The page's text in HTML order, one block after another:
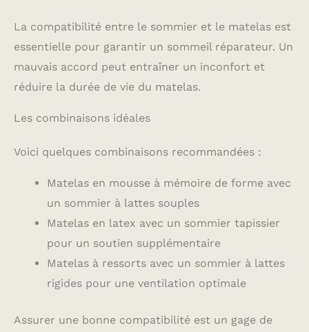
La compatibilité entre le sommier et le matelas est
essentielle pour garantir un sommeil réparateur. Un
mauvais accord peut entraîner un inconfort et
réduire la durée de vie du matelas.
Les combinaisons idéales
Voici quelques combinaisons recommandées :
Matelas en mousse à mémoire de forme avec
un sommier à lattes souples
Matelas en latex avec un sommier tapissier
pour un soutien supplémentaire
Matelas à ressorts avec un sommier à lattes
rigides pour une ventilation optimale
Assurer une bonne compatibilité est un gage de